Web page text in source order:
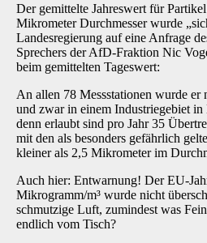
Der gemittelte Jahreswert für
Mikrometer Durchmesser wurde
Landesregierung auf eine Anfrage
Sprechers der AfD-Fraktion Nic
beim gemittelten Tageswert:
An allen 78 Messstationen wurde er
und zwar in einem Industriegebiet
denn erlaubt sind pro Jahr 35
mit den als besonders gefährlich
kleiner als 2,5 Mikrometer im
Auch hier: Entwarnung! Der EU-
Mikrogramm/m³ wurde nicht
schmutzige Luft, zumindest was
endlich vom Tisch?